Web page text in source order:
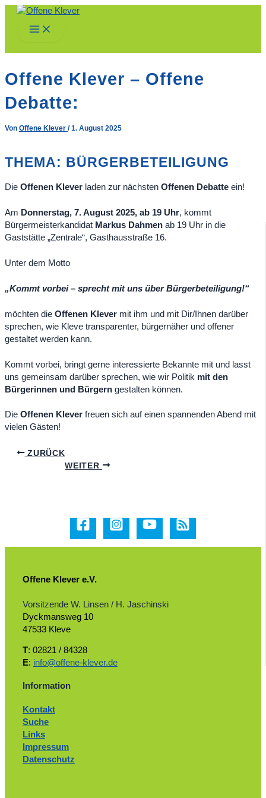
Zum
springen
Main
Menu
Offene Klever – Offene
Debatte:
Von Offene Klever /1. August 2025
THEMA: BÜRGERBETEILIGUNG
Die Offenen Klever laden zur nächsten Offenen Debatte ein!
Am Donnerstag, 7. August 2025, ab 19 Uhr, kommt
Bürgermeisterkandidat Markus Dahmen ab 19 Uhr in die
Gaststätte „Zentrale“, Gasthausstraße 16.
Unter dem Motto
„Kommt vorbei – sprecht mit uns über Bürgerbeteiligung!“
möchten die Offenen Klever mit ihm und mit Dir/Ihnen darüber
sprechen, wie Kleve transparenter, bürgernäher und offener
gestaltet werden kann.
Kommt vorbei, bringt gerne interessierte Bekannte mit und lasst
uns gemeinsam darüber sprechen, wie wir Politik mit den
Bürgerinnen und Bürgern gestalten können.
Die Offenen Klever freuen sich auf einen spannenden Abend mit
vielen Gästen!
ZURÜCK
WEITER
Offene Klever e.V.
Vorsitzende W. Linsen / H. Jaschinski
Dyckmansweg 10
47533 Kleve
T: 02821 / 84328
E: info@offene-klever.de
Information
Kontakt
Suche
Links
Impressum
Datenschutz